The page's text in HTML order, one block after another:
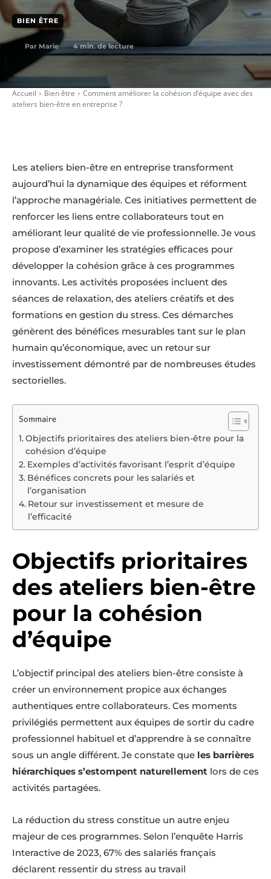
BIEN ÊTRE
Par Marie 4min. de lecture
Accueil Bien être
Comment améliorer la cohésion d’équipe avec des
ateliers bien-être en entreprise ?
Les ateliers bien-être en entreprise transforment
aujourd’hui la dynamique des équipes et réforment
l’approche managériale. Ces initiatives permettent de
renforcer les liens entre collaborateurs tout en
améliorant leur qualité de vie professionnelle. Je vous
propose d’examiner les stratégies efficaces pour
développer la cohésion grâce à ces programmes
innovants. Les activités proposées incluent des
séances de relaxation, des ateliers créatifs et des
formations en gestion du stress. Ces démarches
génèrent des bénéfices mesurables tant sur le plan
humain qu’économique, avec un retour sur
investissement démontré par de nombreuses études
sectorielles.
Sommaire
Objectifs prioritaires des ateliers bien-être pour la
cohésion d’équipe
Exemples d’activités favorisant l’esprit d’équipe
Bénéfices concrets pour les salariés et
l’organisation
Retour sur investissement et mesure de
l’efficacité
Objectifs prioritaires
des ateliers bien-être
pour la cohésion
d’équipe
L’objectif principal des ateliers bien-être consiste à
créer un environnement propice aux échanges
authentiques entre collaborateurs. Ces moments
privilégiés permettent aux équipes de sortir du cadre
professionnel habituel et d’apprendre à se connaître
sous un angle différent. Je constate que les barrières
hiérarchiques s’estompent naturellement lors de ces
activités partagées.
La réduction du stress constitue un autre enjeu
majeur de ces programmes. Selon l’enquête Harris
Interactive de 2023, 67% des salariés français
déclarent ressentir du stress au travail